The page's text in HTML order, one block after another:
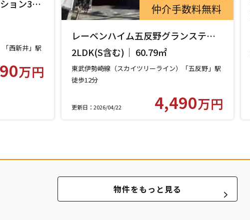
ョン3号
西新井」駅
万円
仲介手数料無料
レーベンハイム五反野グランステー
ジ 305号室
2LDK(S含む)｜ 60.79㎡
東武伊勢崎線（スカイツリーライン）「五反野」駅
徒歩12分
更新日：2026/04/22 4,490万円
物件をもっと見る